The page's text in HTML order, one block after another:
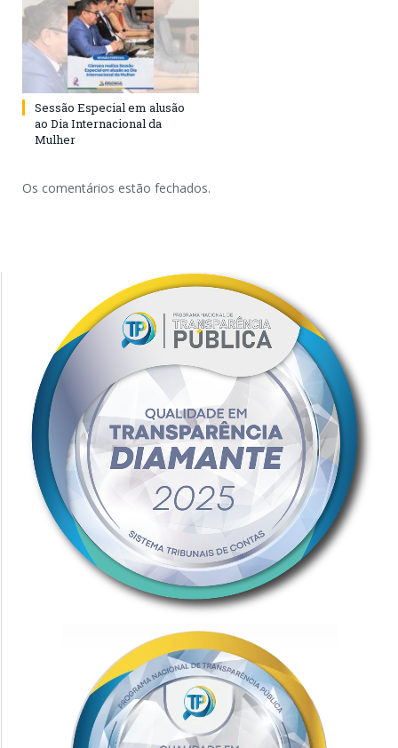
Sessão Especial em alusão
ao Dia Internacional da
Mulher
Os comentários estão fechados.